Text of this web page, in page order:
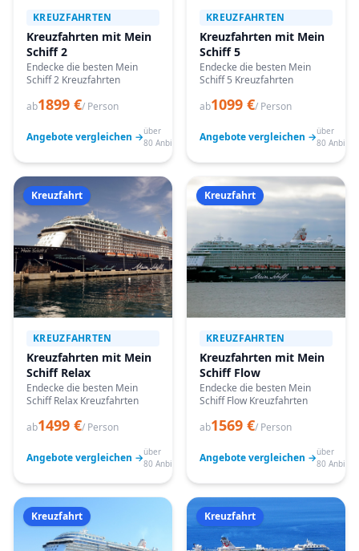
KREUZFAHRTEN
Kreuzfahrten mit Mein
Schiff 2
Endecke die besten Mein
Schiff 2 Kreuzfahrten
ab1899 €/ Person
Angebote vergleichen →über
80 Anbieter
KREUZFAHRTEN
Kreuzfahrten mit Mein
Schiff 5
Endecke die besten Mein
Schiff 5 Kreuzfahrten
ab1099 €/ Person
Angebote vergleichen →über
80
Kreuzfahrt
KREUZFAHRTEN
Kreuzfahrten mit Mein
Schiff Relax
Endecke die besten Mein
Schiff Relax Kreuzfahrten
ab1499 €/ Person
Angebote vergleichen →über
80 Anbieter
Kreuzfahrt
KREUZFAHRTEN
Kreuzfahrten mit Mein
Schiff Flow
Endecke die besten Mein
Schiff Flow Kreuzfahrten
ab1569 €/ Person
Angebote vergleichen →über
80
Kreuzfahrt Kreuzfahrt